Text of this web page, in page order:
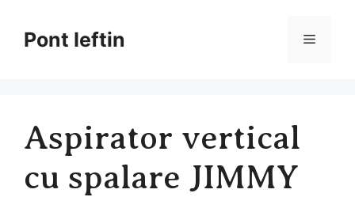
conținutPont Ieftin Meniu
Aspirator vertical
cu spalare JIMMY